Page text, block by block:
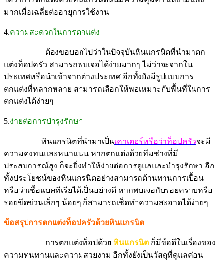
มากเมื่อเฉลี่ยต่ออายุการใช้งาน
4.ความสะดวกในการตกแต่ง
ต้องขอบอกไปว่าในปัจจุบันหินแกรนิตที่นำมาตก
แต่งท็อปครัว สามารถพบเจอได้ง่ายมากๆ ไม่ว่าจะจากใน
ประเทศหรือนำเข้าจากต่างประเทศ อีกทั้งยังมีรูปแบบการ
ตกแต่งที่หลากหลาย สามารถเลือกให้พอเหมาะกับพื้นที่ในการ
ตกแต่งได้ง่ายๆ
5.ง่ายต่อการบำรุงรักษา
หินแกรนิตที่นำมาเป็นเคาเตอร์หรือว่าท็อปครัวจะมี
ความคงทนและหนาแน่น หากตกแต่งด้วยทีมช่างที่มี
ประสบการณ์สูง ก็จะยิ่งทำให้ง่ายต่อการดูแลและบำรุงรักษา อีก
ทั้งประโยชน์ของหินแกรนิตอย่างสามารถต้านทานการเปื้อน
หรือว่าเชื้อแบคทีเรียได้เป็นอย่างดี หากพบเจอกับรอยคราบหรือ
รอยขีดข่วนเล็กๆ น้อยๆ ก็สามารถเช็ดทำความสะอาดได้ง่ายๆ
ข้อสรุปการตกแต่งท็อปครัวด้วยหินแกรนิต
การตกแต่งท็อปด้วย หินแกรนิต ก็มีข้อดีในเรื่องของ
ความทนทานและความสวยงาม อีกทั้งยังเป็นวัสดุที่ดูแลค่อน